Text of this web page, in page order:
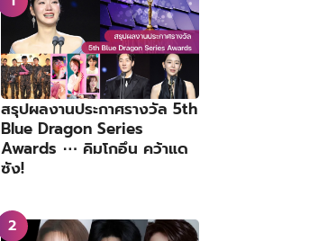
สรุปผลงานประกาศรางวัล 5th
Blue Dragon Series
Awards ⋯ คิมโกอึน คว้าแด
ซัง!